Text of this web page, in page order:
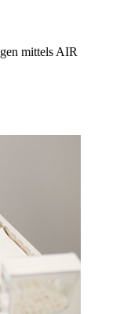
mittels AIR